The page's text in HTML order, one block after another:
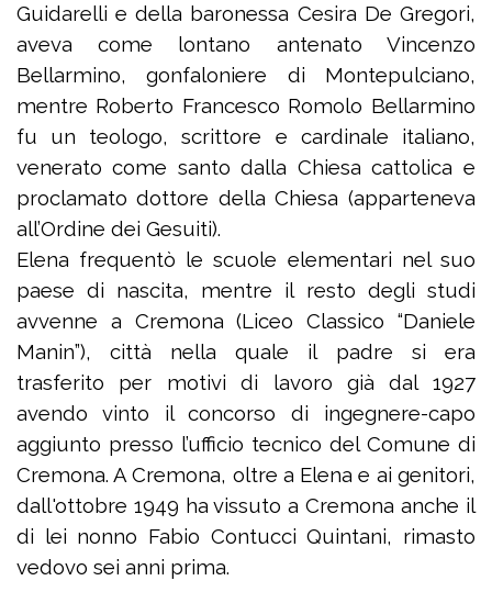
Guidarelli e della baronessa Cesira De Gregori,
aveva come lontano antenato Vincenzo
Bellarmino, gonfaloniere di Montepulciano,
mentre Roberto Francesco Romolo Bellarmino
fu un teologo, scrittore e cardinale italiano,
venerato come santo dalla Chiesa cattolica e
proclamato dottore della Chiesa (apparteneva
all’Ordine dei Gesuiti).
Elena frequentò le scuole elementari nel suo
paese di nascita, mentre il resto degli studi
avvenne a Cremona (Liceo Classico “Daniele
Manin”), città nella quale il padre si era
trasferito per motivi di lavoro già dal 1927
avendo vinto il concorso di ingegnere-capo
aggiunto presso l’ufficio tecnico del Comune di
Cremona. A Cremona, oltre a Elena e ai genitori,
dall'ottobre 1949 ha vissuto a Cremona anche il
di lei nonno Fabio Contucci Quintani, rimasto
vedovo sei anni prima.